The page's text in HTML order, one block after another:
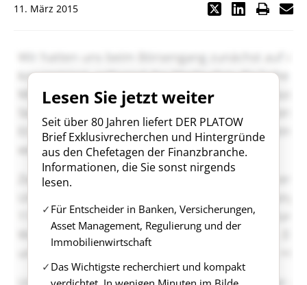
11. März 2015
Lesen Sie jetzt weiter
Seit über 80 Jahren liefert DER PLATOW
Brief Exklusivrecherchen und Hintergründe
aus den Chefetagen der Finanzbranche.
Informationen, die Sie sonst nirgends
lesen.
Für Entscheider in Banken, Versicherungen,
Asset Management, Regulierung und der
Immobilienwirtschaft
Das Wichtigste recherchiert und kompakt